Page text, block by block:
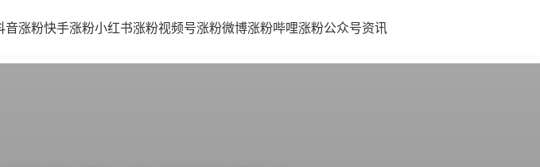
音涨粉快手涨粉小红书涨粉视频号涨粉微博涨粉哔哩涨粉公众号资讯